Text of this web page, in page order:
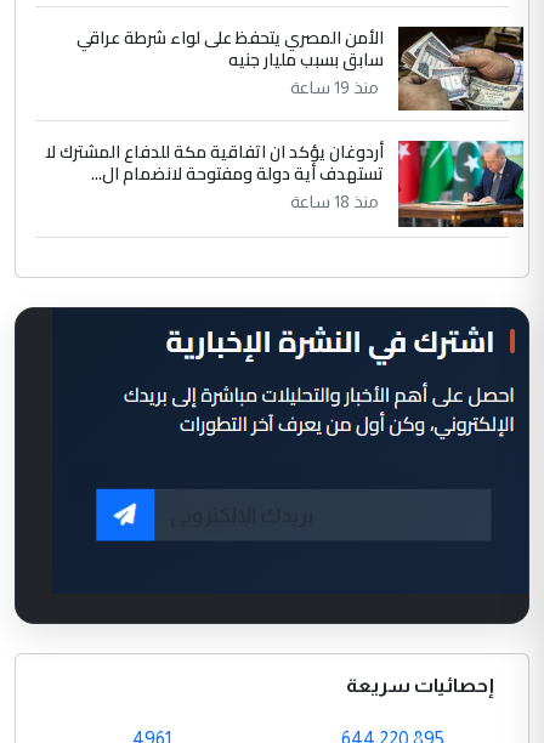
الأمن المصري يتحفظ على لواء شرطة عراقي
سابق بسبب مليار جنيه
منذ 19 ساعة
أردوغان يؤكد ان اتفاقية مكة للدفاع المشترك لا
تستهدف أية دولة ومفتوحة لانضمام ال...
منذ 18 ساعة
إحصائيات سريعة
644,220,895
4961